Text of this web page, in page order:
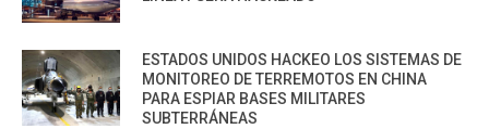
ESTADOS UNIDOS HACKEO LOS SISTEMAS DE
MONITOREO DE TERREMOTOS EN CHINA
PARA ESPIAR BASES MILITARES
SUBTERRÁNEAS